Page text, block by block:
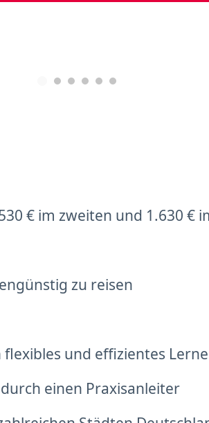
€ im zweiten und 1.630 €
zu reisen
und effizientes
einen Praxisanleiter